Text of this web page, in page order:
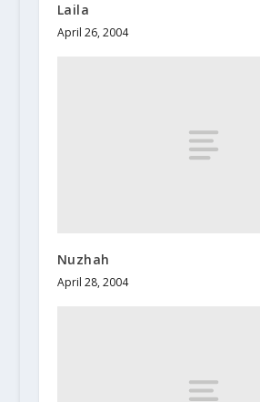
Laila
April 26, 2004
Nuzhah
April 28, 2004